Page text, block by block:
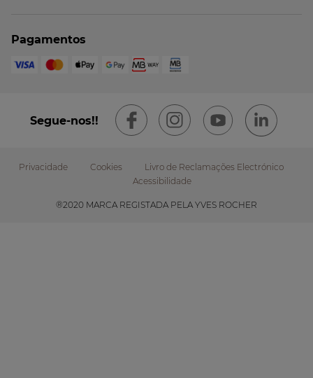
Pagamentos
Segue-nos!!
Footer
Privacidade Cookies
Livro de Reclamações Electrónico
Acessibilidade
®2020 MARCA REGISTADA PELA YVES ROCHER